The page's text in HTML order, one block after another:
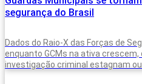
segurança do Brasil
Dados do Raio-X das Forças de
enquanto GCMs na ativa
investigação criminal estagnam